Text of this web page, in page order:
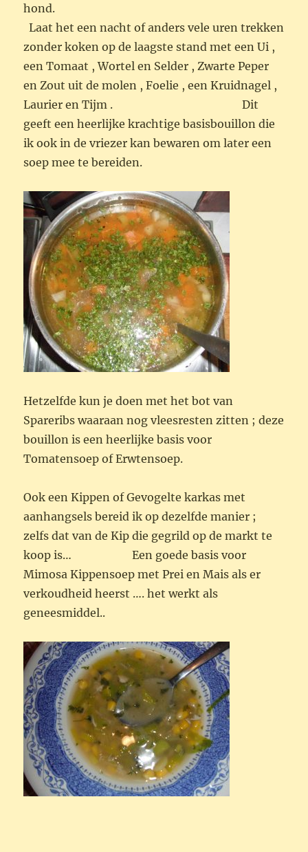
hond.
Laat het een nacht of anders vele uren trekken
zonder koken op de laagste stand met een Ui ,
een Tomaat , Wortel en Selder , Zwarte Peper
en Zout uit de molen , Foelie , een Kruidnagel ,
Laurier en Tijm . Dit
geeft een heerlijke krachtige basisbouillon die
ik ook in de vriezer kan bewaren om later een
soep mee te bereiden.
Hetzelfde kun je doen met het bot van
Spareribs waaraan nog vleesresten zitten ; deze
bouillon is een heerlijke basis voor
Tomatensoep of Erwtensoep.
Ook een Kippen of Gevogelte karkas met
aanhangsels bereid ik op dezelfde manier ;
zelfs dat van de Kip die gegrild op de markt te
koop is… Een goede basis voor
Mimosa Kippensoep met Prei en Mais als er
verkoudheid heerst …. het werkt als
geneesmiddel..